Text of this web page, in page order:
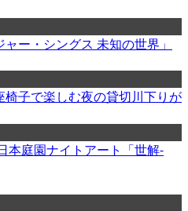
ー・シングス 未知の世界」
椅子で楽しむ夜の貸切川下りが
本庭園ナイトアート「世解-